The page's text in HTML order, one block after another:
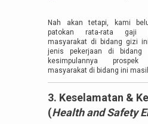
Nah akan tetapi, kami
patokan rata-rata gaji
masyarakat di bidang gizi
jenis pekerjaan di
kesimpulannya
masyarakat di bidang ini
3. Keselamatan &
(Health and Safety